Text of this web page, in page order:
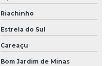
Riachinho
Estrela do Sul
Careaçu
Bom Jardim de Minas